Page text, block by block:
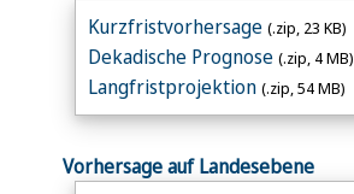
Kurzfristvorhersage (.zip, 23 KB)
Dekadische Prognose (.zip, 4 MB)
Langfristprojektion (.zip, 54 MB)
Vorhersage auf Landesebene